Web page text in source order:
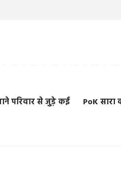
परिवार से जुड़े कई
PoK